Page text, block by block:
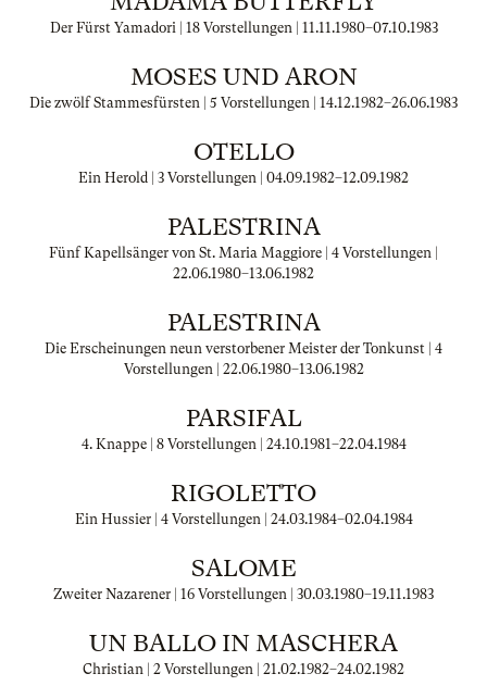
Der Fürst Yamadori | 18 Vorstellungen | 11.11.1980–07.10.1983
MOSES UND ARON
Die zwölf Stammesfürsten | 5 Vorstellungen | 14.12.1982–26.06.1983
OTELLO
Ein Herold | 3 Vorstellungen | 04.09.1982–12.09.1982
PALESTRINA
Fünf Kapellsänger von St. Maria Maggiore | 4 Vorstellungen |
22.06.1980–13.06.1982
PALESTRINA
Die Erscheinungen neun verstorbener Meister der Tonkunst | 4
Vorstellungen | 22.06.1980–13.06.1982
PARSIFAL
4. Knappe | 8 Vorstellungen | 24.10.1981–22.04.1984
RIGOLETTO
Ein Hussier | 4 Vorstellungen | 24.03.1984–02.04.1984
SALOME
Zweiter Nazarener | 16 Vorstellungen | 30.03.1980–19.11.1983
UN BALLO IN MASCHERA
Christian | 2 Vorstellungen | 21.02.1982–24.02.1982